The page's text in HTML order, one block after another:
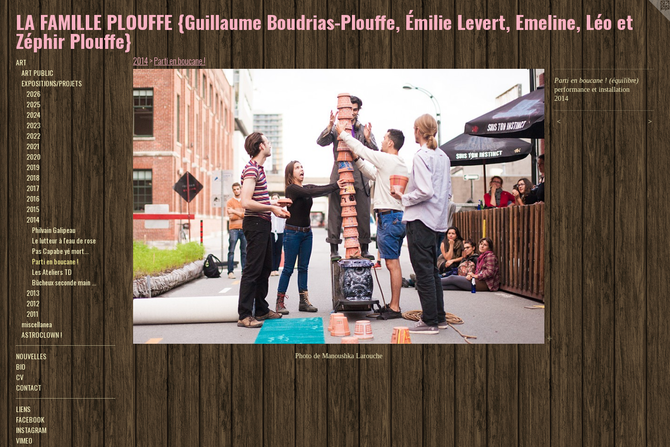
LA FAMILLE PLOUFFE {Guillaume Boudrias-Plouffe, Émilie Levert, Emeline, Léo et
Zéphir Plouffe}
ART
ART PUBLIC
EXPOSITIONS/PROJETS
2026
2025
2024
2023
2022
2021
2020
2019
2018
2017
2016
2015
2014
Philvain Galipeau
Le lutteur à l'eau de rose
Pas Capabe yé mort...
Parti en boucane !
Les Ateliers TD
Bûcheux seconde main ...
2013
2012
2011
miscellanea
ASTROCLOWN !
NOUVELLES
BIO
CV
CONTACT
LIENS
FACEBOOK
INSTAGRAM
VIMEO
2014>Parti en boucane !
Parti en boucane ! (équilibre)
performance et installation
2014
< >
Photo de Manoushka Larouche